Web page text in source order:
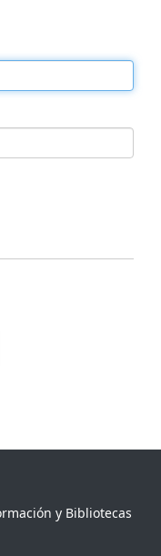
y Bibliotecas